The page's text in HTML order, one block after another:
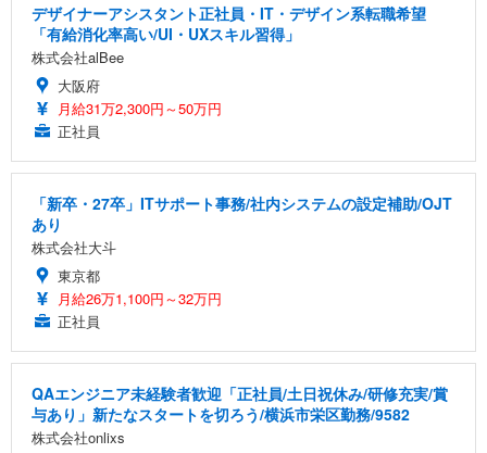
デザイナーアシスタント正社員・IT・デザイン系転職希望
「有給消化率高い/UI・UXスキル習得」
株式会社alBee
大阪府
月給31万2,300円～50万円
正社員
「新卒・27卒」ITサポート事務/社内システムの設定補助/OJT
あり
株式会社大斗
東京都
月給26万1,100円～32万円
正社員
QAエンジニア未経験者歓迎「正社員/土日祝休み/研修充実/賞
与あり」新たなスタートを切ろう/横浜市栄区勤務/9582
株式会社onlixs